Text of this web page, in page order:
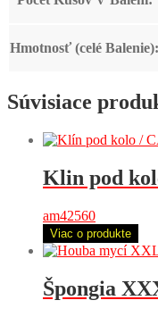
Hmotnosť (celé Balenie):
Súvisiace
Klin pod
am42560
Viac o produkte
Špongia